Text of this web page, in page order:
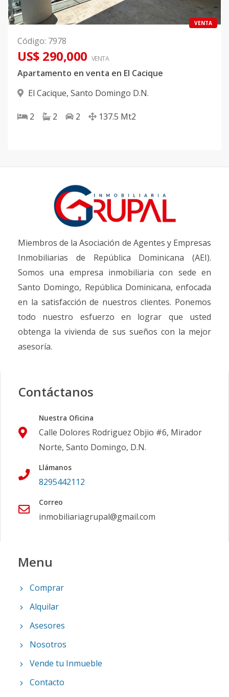
VENTA
Código: 7978
US$ 290,000 VENTA
Apartamento en venta en El Cacique
El Cacique, Santo Domingo D.N.
2 2 2 137.5 Mt2
Miembros de la Asociación de Agentes y Empresas
Inmobiliarias de República Dominicana (AEI).
Somos una empresa inmobiliaria con sede en
Santo Domingo, República Dominicana, enfocada
en la satisfacción de nuestros clientes. Ponemos
todo nuestro esfuerzo en lograr que usted
obtenga la vivienda de sus sueños con la mejor
asesoría.
Contáctanos
Nuestra Oficina
Calle Dolores Rodriguez Objio #6, Mirador
Norte, Santo Domingo, D.N.
Llámanos
8295442112
Correo
inmobiliariagrupal@gmail.com
Menu
Comprar
Alquilar
Asesores
Nosotros
Vende tu Inmueble
Contacto